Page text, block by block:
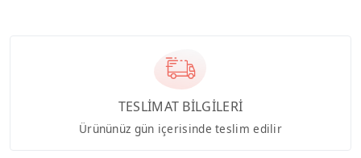
TESLİMAT BİLGİLERİ
Ürününüz gün içerisinde teslim edilir